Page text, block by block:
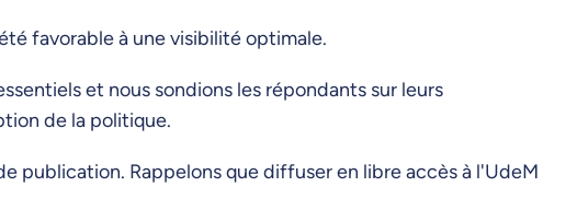
favorable à une visibilité optimale.
et nous sondions les répondants sur leurs
de la politique.
publication. Rappelons que diffuser en libre accès à l'UdeM